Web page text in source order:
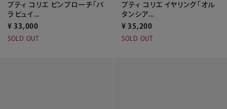
プティ コリエ ピンブローチ「パ
ラピュイ...
¥ 33,000
SOLD OUT
プティ コリエ イヤリング「オル
タンシア...
¥ 35,200
SOLD OUT